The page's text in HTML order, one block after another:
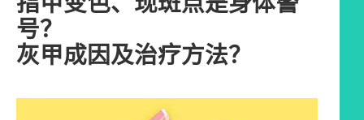
号？
灰甲成因及治疗方法？